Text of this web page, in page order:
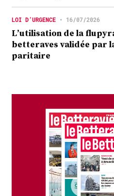
LOI D’URGENCE • 16/07/2026
L’utilisation de la
betteraves validée par
paritaire